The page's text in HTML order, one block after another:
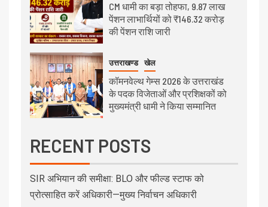
CM धामी का बड़ा तोहफा, 9.87 लाख
पेंशन लाभार्थियों को ₹146.32 करोड़
की पेंशन राशि जारी
उत्तराखण्ड खेल
कॉमनवेल्थ गेम्स 2026 के उत्तराखंड
के पदक विजेताओं और प्रशिक्षकों को
मुख्यमंत्री धामी ने किया सम्मानित
RECENT POSTS
SIR अभियान की समीक्षा: BLO और फील्ड स्टाफ को
प्रोत्साहित करें अधिकारी—मुख्य निर्वाचन अधिकारी